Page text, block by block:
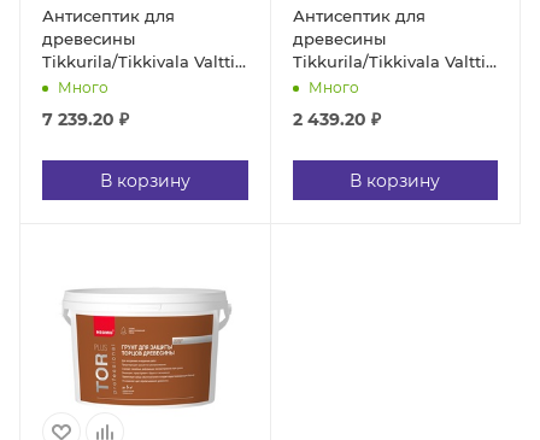
Антисептик для
древесины
Tikkurila/Tikkivala Valtti
Primer грунтовочный (9
Много
7 239.20 ₽
В корзину
Антисептик для
древесины
Tikkurila/Tikkivala Valtti
Primer грунтовочный
Много
2 439.20 ₽
В корзину